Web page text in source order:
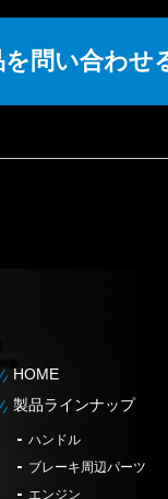
問い合わせ
HOME
製品ラインナップ
ハンドル
ブレーキ周辺パーツ
エンジン